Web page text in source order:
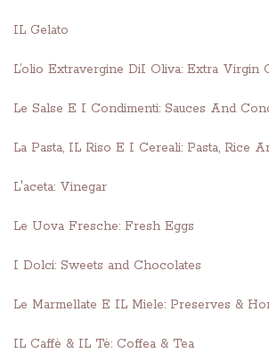
IL Gelato
L’olio Extravergine DiI Oliva: Extra Virgin
Le Salse E I Condimenti: Sauces And
La Pasta, IL Riso E I Cereali: Pasta, Rice
L'aceta: Vinegar
Le Uova Fresche: Fresh Eggs
I Dolci: Sweets and Chocolates
Le Marmellate E IL Miele: Preserves &
IL Caffè & IL Tè: Coffea & Tea